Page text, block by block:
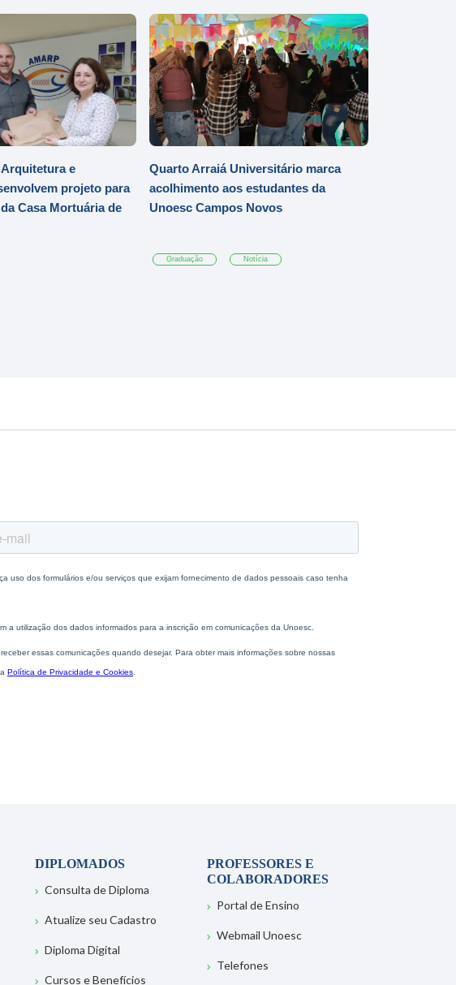
e
projeto para
Casa Mortuária de
Quarto Arraiá Universitário marca
acolhimento aos estudantes da
Unoesc Campos Novos
Graduação Notícia
DIPLOMADOS
Consulta de Diploma
Atualize seu Cadastro
Diploma Digital
Cursos e Benefícios
PROFESSORES E
COLABORADORES
Portal de Ensino
Webmail Unoesc
Telefones